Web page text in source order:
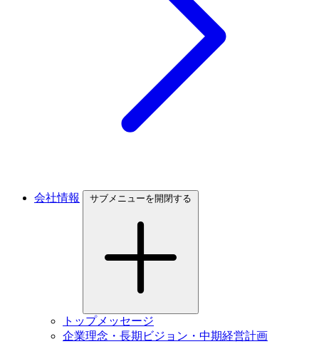
会社情報 サブメニューを開閉する
トップメッセージ
企業理念・長期ビジョン・中期経営計画